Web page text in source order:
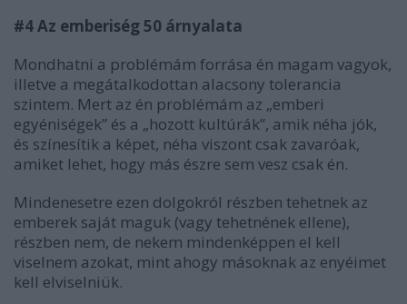
#4 Az emberiség 50 árnyalata
Mondhatni a problémám forrása én magam vagyok,
illetve a megátalkodottan alacsony tolerancia
szintem. Mert az én problémám az „emberi
egyéniségek” és a „hozott kultúrák”, amik néha jók,
és színesítik a képet, néha viszont csak zavaróak,
amiket lehet, hogy más észre sem vesz csak én.
Mindenesetre ezen dolgokról részben tehetnek az
emberek saját maguk (vagy tehetnének ellene),
részben nem, de nekem mindenképpen el kell
viselnem azokat, mint ahogy másoknak az enyéimet
kell elviselniük.